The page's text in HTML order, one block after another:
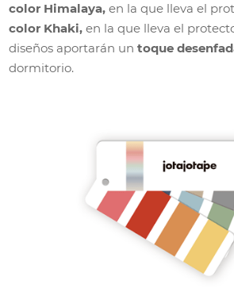
color Himalaya, en la que lleva el
color Khaki, en la que lleva el
diseños aportarán un toque
dormitorio.